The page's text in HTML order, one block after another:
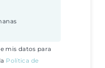
mis datos para
Política de